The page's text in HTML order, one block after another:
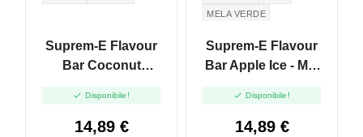
Suprem-E Flavour
Bar Coconut
Vape - 20ml
 Disponibile!
14,89 €
MELA VERDE
Suprem-E Flavour
Bar Apple Ice - Mix
 Disponibile!
14,89 €